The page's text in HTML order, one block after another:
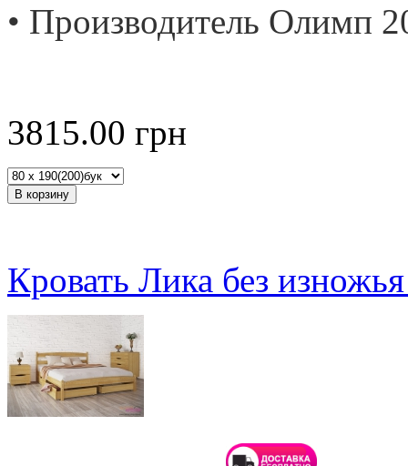
• Производитель Олимп
3815.00 грн
Кровать Лика без